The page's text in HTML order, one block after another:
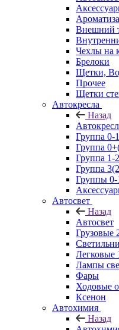
Внешний
Чехлы на
Брелоки
Щетки,
Прочее
Щетки
Автокресла
Назад
Группа 0-
Группа
Группа 1-
Группа
Группы 0-
Автосвет
Назад
Автосвет
Грузовые
Легковые
Лампы
Фары
Ходовые
Ксенон
Автохимия
Назад